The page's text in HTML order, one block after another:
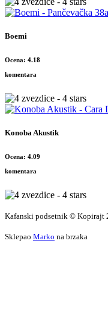
Boemi
Ocena: 4.18
komentara
Konoba Akustik
Ocena: 4.09
komentara
Kafanski podsetnik © Kopirajt
Sklepao Marko na brzaka